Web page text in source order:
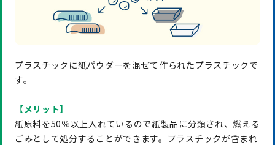
プラスチックに紙パウダーを混ぜて作られたプラスチックで
す。
【メリット】
紙原料を50％以上入れているので紙製品に分類され、燃える
ごみとして処分することができます。プラスチックが含まれ